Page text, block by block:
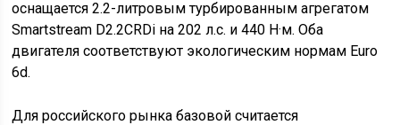
оснащается 2.2-литровым турбированным агрегатом
Smartstream D2.2CRDi на 202 л.с. и 440 Н·м. Оба
двигателя соответствуют экологическим нормам Euro
6d.
Для российского рынка базовой считается